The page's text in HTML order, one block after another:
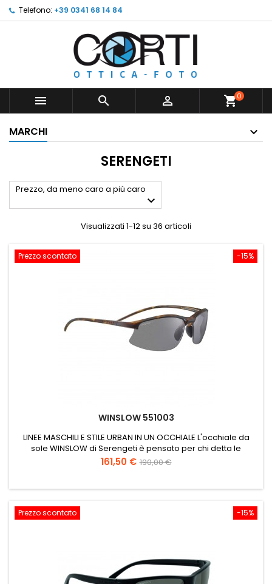
Telefono: +39 0341 68 14 84
   shopping_cart0
MARCHI
SERENGETI
Prezzo, da meno caro a più caro

Visualizzati 1-12 su 36 articoli
-15%
Prezzo scontato
WINSLOW 551003
LINEE MASCHILI E STILE URBAN IN UN OCCHIALE L'occhiale da
sole WINSLOW di Serengeti è pensato per chi detta le
tendenze. Offre una protezione visiva assoluta grazie alle
lenti SATURN, mentre la montatura ecosostenibile rispetta
offrono un comfort a lungo termine. Gli occhiali da sole da
Prezzo
161,50 € Prezzo
190,00 €
-15%
Prezzo scontato